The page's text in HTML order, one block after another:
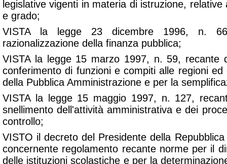
legislative vigenti in materia di istruzione,
e grado;
VISTA la legge 23 dicembre 1996, n.
razionalizzazione della finanza pubblica;
VISTA la legge 15 marzo 1997, n. 59, recante
conferimento di funzioni e compiti alle regioni
della Pubblica Amministrazione e per la
VISTA la legge 15 maggio 1997, n. 127,
snellimento dell'attività amministrativa e dei
controllo;
VISTO il decreto del Presidente della
concernente regolamento recante norme per il
delle istituzioni scolastiche e per la